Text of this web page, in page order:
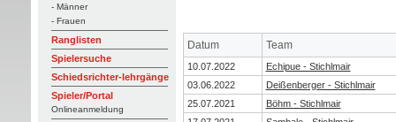
- Männer
- Frauen
Ranglisten
Spielersuche
Schiedsrichter-lehrgänge
Spieler/Portal
Onlineanmeldung
Datum Team
10.07.2022
Echipue - Stichlmair
03.06.2022
Deißenberger - Stichlmair
25.07.2021
Böhm - Stichlmair